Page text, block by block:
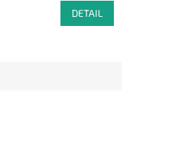
DETAIL